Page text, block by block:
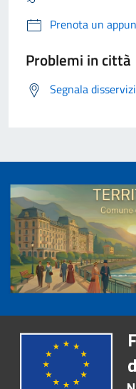
Prenota un
Problemi in città
Segnala